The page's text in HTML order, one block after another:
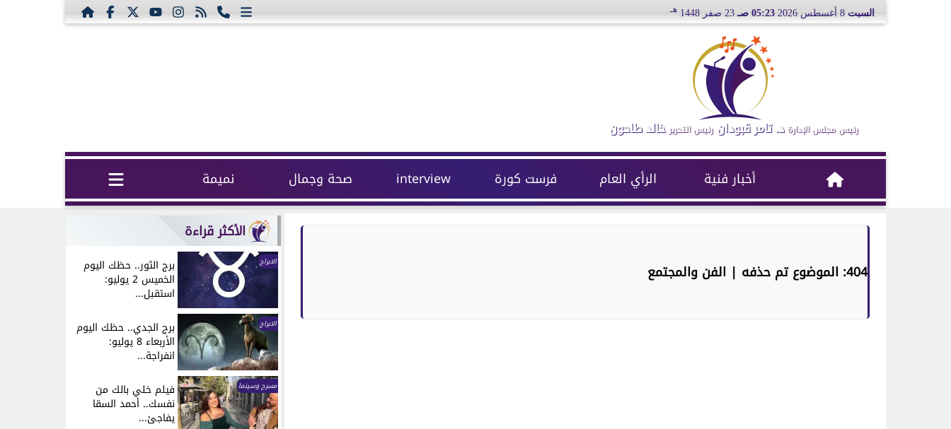
السبت 05:23 صـ 23 صفر 1448 هـ
رئيس مجلس الإدارة د. تامر قبودان رئيس التحرير خالد طاحون
أخبار فنية الرأي العام فرست كورة interview صحة وجمال نميمة
404: الموضوع تم حذفه | الفن والمجتمع
الأكثر قراءة
الابراج برج الثور.. حظك اليوم
الخميس 2 يوليو:
استقبل...
الابراج برج الجدي.. حظك اليوم
الأربعاء 8 يوليو:
انفراجة...
مسرح وسينما فيلم خلي بالك من
نفسك.. أحمد السقا
يفاجئ...